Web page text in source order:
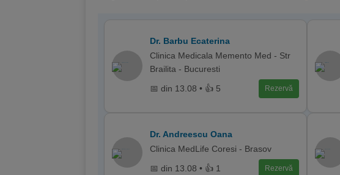
Dr. Barbu Ecaterina
Clinica Medicala Memento Med - Str
Brailita - Bucuresti
📅 din 13.08 • 👍 5 Rezervă
Dr. Andreescu Oana
Clinica MedLife Coresi - Brasov
📅 din 13.08 • 👍 1 Rezervă